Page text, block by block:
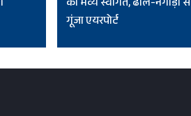
का भव्य स्वागत, ढोल-नगाड़ों से
गूंजा एयरपोर्ट